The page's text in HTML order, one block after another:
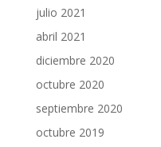
julio 2021
abril 2021
diciembre 2020
octubre 2020
septiembre 2020
octubre 2019